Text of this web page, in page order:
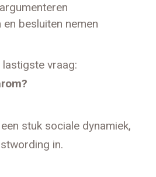
besluiten nemen
vraag:
stuk sociale dynamiek,
in.